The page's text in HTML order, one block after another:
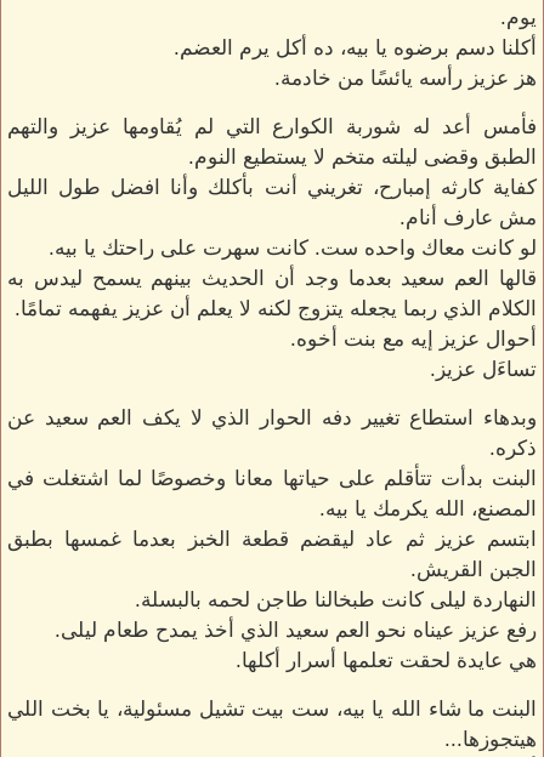
يوم.
أكلنا دسم برضوه يا بيه، ده أكل يرم العضم.
هز عزيز رأسه يائسًا من خادمة.
فأمس أعد له شوربة الكوارع التي لم يُقاومها عزيز والتهم
الطبق وقضى ليلته متخم لا يستطيع النوم.
كفاية كارثه إمبارح، تغريني أنت بأكلك وأنا افضل طول الليل
مش عارف أنام.
لو كانت معاك واحده ست. كانت سهرت على راحتك يا بيه.
قالها العم سعيد بعدما وجد أن الحديث بينهم يسمح ليدس به
الكلام الذي ربما يجعله يتزوج لكنه لا يعلم أن عزيز يفهمه تمامًا.
أحوال عزيز إيه مع بنت أخوه.
تساءَل عزيز.
وبدهاء استطاع تغيير دفه الحوار الذي لا يكف العم سعيد عن
ذكره.
البنت بدأت تتأقلم على حياتها معانا وخصوصًا لما اشتغلت في
المصنع، الله يكرمك يا بيه.
ابتسم عزيز ثم عاد ليقضم قطعة الخبز بعدما غمسها بطبق
الجبن القريش.
النهاردة ليلى كانت طبخالنا طاجن لحمه بالبسلة.
رفع عزيز عيناه نحو العم سعيد الذي أخذ يمدح طعام ليلى.
هي عايدة لحقت تعلمها أسرار أكلها.
البنت ما شاء الله يا بيه، ست بيت تشيل مسئولية، يا بخت اللي
هيتجوزها...